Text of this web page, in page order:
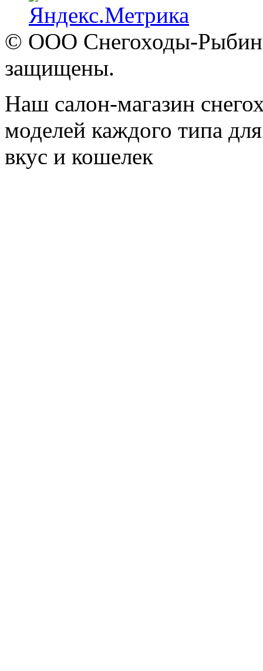
© ООО Снегоходы-
защищены.
Наш салон-магазин
моделей каждого типа
вкус и кошелек